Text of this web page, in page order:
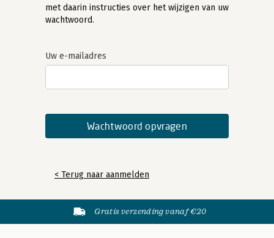
met daarin instructies over het wijzigen van uw
wachtwoord.
Uw e-mailadres
< Terug naar aanmelden
Gratis verzending vanaf €20